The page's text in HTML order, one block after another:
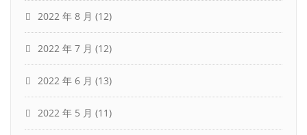
2022 年 8 月 (12)
2022 年 7 月 (12)
2022 年 6 月 (13)
2022 年 5 月 (11)